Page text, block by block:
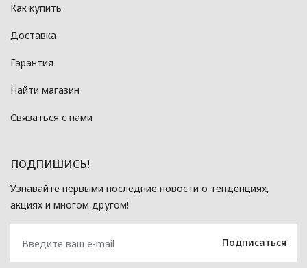
Как купить
Доставка
Гарантия
Найти магазин
Связаться с нами
ПОДПИШИСЬ!
Узнавайте первыми последние новости о тенденциях,
акциях и многом другом!